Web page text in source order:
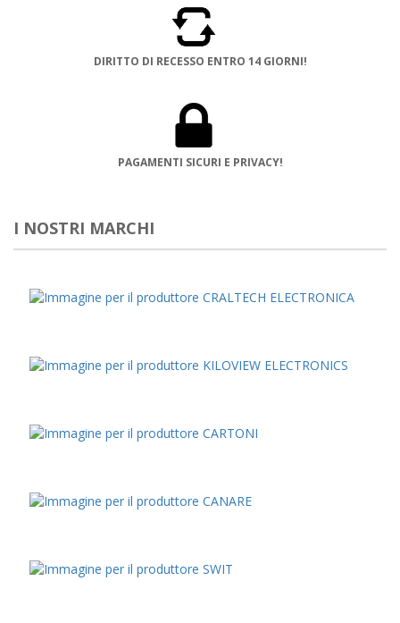
DIRITTO DI RECESSO ENTRO 14 GIORNI!
PAGAMENTI SICURI E PRIVACY!
I NOSTRI MARCHI